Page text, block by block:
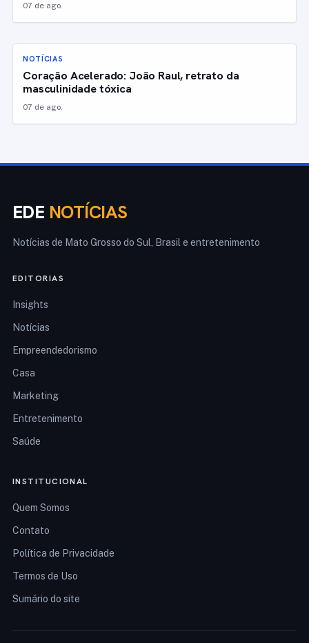
07 de ago.
NOTÍCIAS
Coração Acelerado: João Raul, retrato da
masculinidade tóxica
07 de ago.
EDE NOTÍCIAS
Notícias de Mato Grosso do Sul, Brasil e entretenimento
EDITORIAS
Insights
Notícias
Empreendedorismo
Casa
Marketing
Entretenimento
Saúde
INSTITUCIONAL
Quem Somos
Contato
Política de Privacidade
Termos de Uso
Sumário do site